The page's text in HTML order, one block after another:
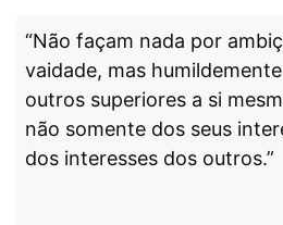
“Não façam nada por
vaidade, mas
outros superiores a si
não somente dos seus
dos interesses dos outros.”